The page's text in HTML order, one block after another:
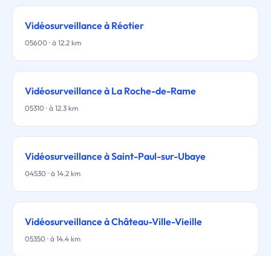
Vidéosurveillance à Réotier
05600 · à 12.2 km
Vidéosurveillance à La Roche-de-Rame
05310 · à 12.3 km
Vidéosurveillance à Saint-Paul-sur-Ubaye
04530 · à 14.2 km
Vidéosurveillance à Château-Ville-Vieille
05350 · à 14.4 km